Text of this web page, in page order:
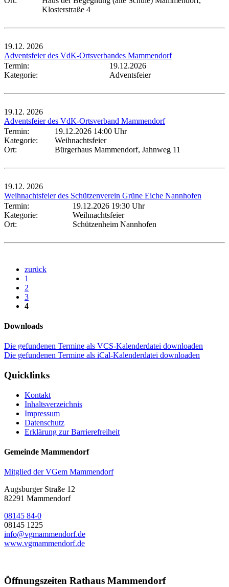
Klosterstraße 4
19.12. 2026
Adventsfeier des VdK-Ortsverbandes Mammendorf
Termin:
19.12.2026
Kategorie:
Adventsfeier
19.12. 2026
Adventsfeier des VdK-Ortsverband Mammendorf
Termin:
19.12.2026 14:00 Uhr
Kategorie:
Weihnachtsfeier
Ort:
Bürgerhaus Mammendorf, Jahnweg 11
19.12. 2026
Weihnachtsfeier des Schützenverein Grüne Eiche Nannhofen
Termin:
19.12.2026 19:30 Uhr
Kategorie:
Weihnachtsfeier
Ort:
Schützenheim Nannhofen
zurück
1
2
3
4
Downloads
Die gefundenen Termine als VCS-Kalenderdatei downloaden
Die gefundenen Termine als iCal-Kalenderdatei downloaden
Quicklinks
Kontakt
Inhaltsverzeichnis
Impressum
Datenschutz
Erklärung zur Barrierefreiheit
Gemeinde Mammendorf
Mitglied der VGem Mammendorf
Augsburger Straße 12
82291 Mammendorf
08145 84-0
08145 1225
info@vgmammendorf.de
www.vgmammendorf.de
Öffnungszeiten Rathaus Mammendorf